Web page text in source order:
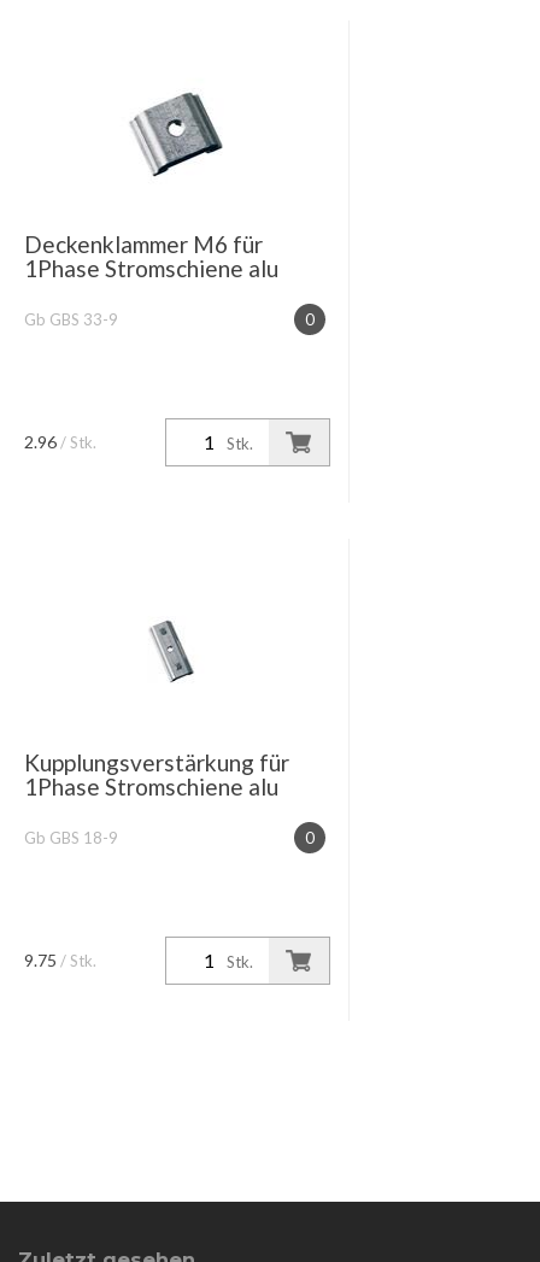
Deckenklammer M6 für
1Phase Stromschiene alu
0
Gb GBS 33-9
Stk.
2.96/ Stk.
Kupplungsverstärkung für
1Phase Stromschiene alu
0
Gb GBS 18-9
Stk.
9.75 / Stk.